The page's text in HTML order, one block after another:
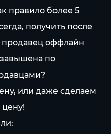
правило более 5
получить после
оффлайн
по
или даже сделаем